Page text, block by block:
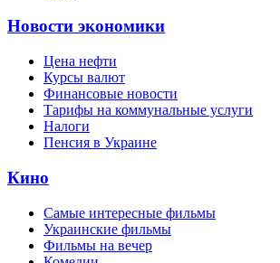
Новости экономики
Цена нефти
Курсы валют
Финансовые новости
Тарифы на коммунальные услуги
Налоги
Пенсия в Украине
Кино
Самые интересные фильмы
Украинские фильмы
Фильмы на вечер